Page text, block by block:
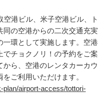
港ビル、米子空港ビル、ト
同の空港からの二次交通充実
環として実施します。空港
チョクノリ！の予約をご案
ら、空港のレンタカーカウ
ご利用いただけます。
plan/airport-access/tottori-